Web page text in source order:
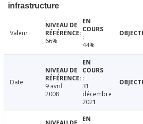
infrastructure
Valeur
66%
44%
Date
9 avril
2008
31
décembre
2021